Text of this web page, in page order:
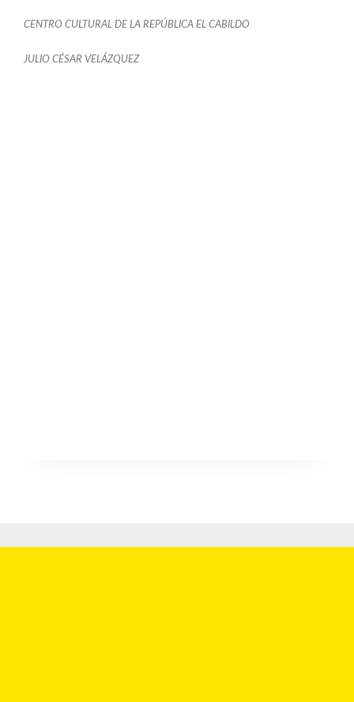
CENTRO CULTURAL DE LA REPÚBLICA EL CABILDO
JULIO CÉSAR VELÁZQUEZ